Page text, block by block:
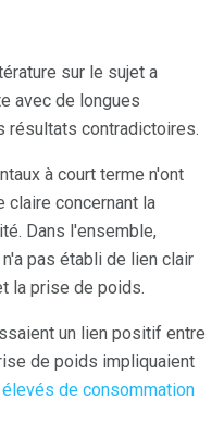
sur le sujet a
avec de longues
résultats contradictoires.
à court terme n'ont
claire concernant la
Dans l'ensemble,
pas établi de lien clair
la prise de poids.
un lien positif entre
de poids impliquaient
de consommation